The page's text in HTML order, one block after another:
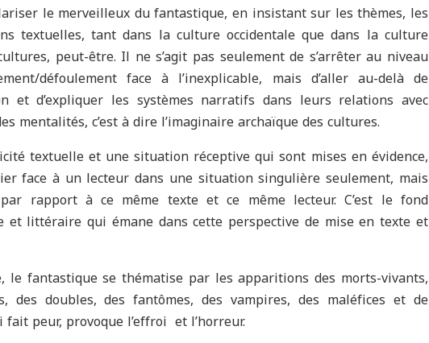
le merveilleux du fantastique, en insistant sur les thèmes, les
textuelles, tant dans la culture occidentale que dans la culture
peut-être. Il ne s’agit pas seulement de s’arrêter au niveau
défoulement face à l’inexplicable, mais d’aller au-delà de
et d’expliquer les systèmes narratifs dans leurs relations avec
mentalités, c’est à dire l’imaginaire archaïque des cultures.
textuelle et une situation réceptive qui sont mises en évidence,
face à un lecteur dans une situation singulière seulement, mais
rapport à ce même texte et ce même lecteur. C’est le fond
et littéraire qui émane dans cette perspective de mise en texte et
le fantastique se thématise par les apparitions des morts-vivants,
des doubles, des fantômes, des vampires, des maléfices et de
fait peur, provoque l’effroi et l’horreur.